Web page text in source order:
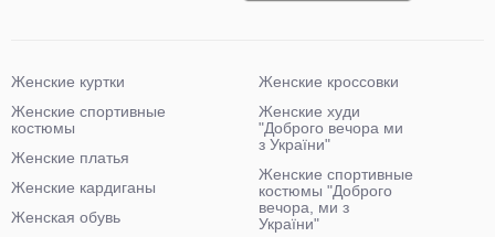
Женские куртки
Женские спортивные
костюмы
Женские платья
Женские кардиганы
Женская обувь
Женские кроссовки
Женские худи
"Доброго вечора ми
з України"
Женские спортивные
костюмы "Доброго
вечора, ми з
України"